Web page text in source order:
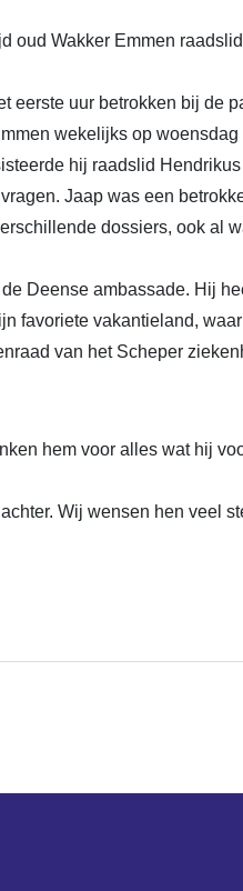
oud Wakker Emmen
eerste uur betrokken bij de
wekelijks op
hij raadslid
Jaap was een
dossiers, ook al
Deense ambassade. Hij
favoriete vakantieland,
van het Scheper
hem voor alles wat hij
Wij wensen hen veel